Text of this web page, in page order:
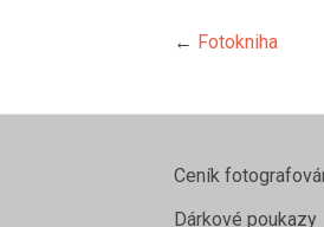
← Fotokniha
Ceník
Dárkové poukazy